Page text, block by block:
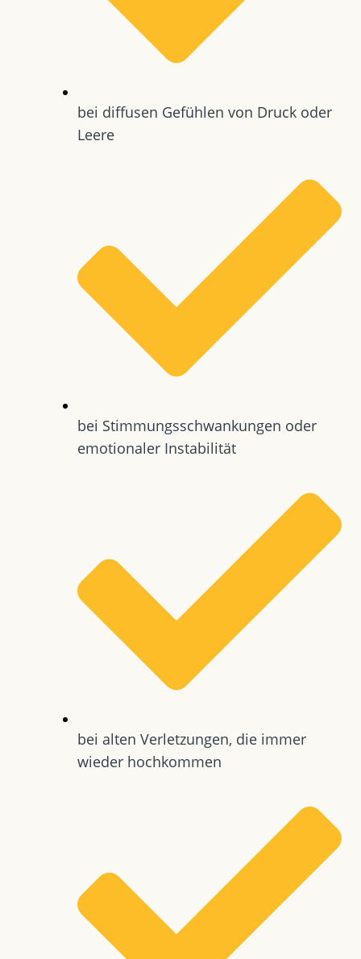
bei diffusen Gefühlen von Druck oder
Leere
bei Stimmungsschwankungen oder
emotionaler Instabilität
bei alten Verletzungen, die immer
wieder hochkommen